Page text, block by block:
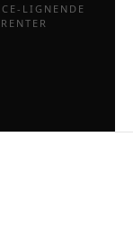
LIGNENDE